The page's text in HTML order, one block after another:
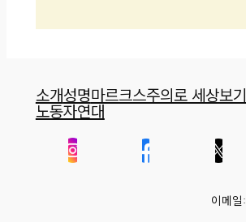
소개성명마르크스주의로 세상보기
노동자연대
이메일: